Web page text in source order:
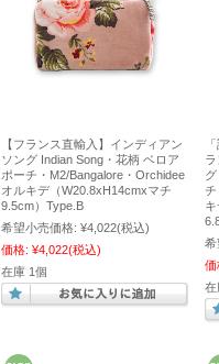
【フランス直輸入】インディアン
ソング Indian Song・花柄 ベロア
ポーチ・M2/Bangalore・Orchidee
オルキデ（W20.8xH14cmxマチ
9.5cm）Type.B
希望小売価格: ¥4,022(税込)
価格: ¥4,022(税込)
在庫 1個
チ
希
価
在